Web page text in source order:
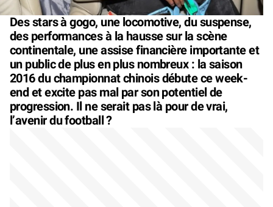
Des stars à gogo, une locomotive, du suspense,
des performances à la hausse sur la scène
continentale, une assise financière importante et
un public de plus en plus nombreux : la saison
2016 du championnat chinois débute ce week-
end et excite pas mal par son potentiel de
progression. Il ne serait pas là pour de vrai,
l’avenir du football ?